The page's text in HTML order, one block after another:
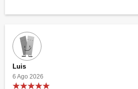
Luis
6 Ago 2026